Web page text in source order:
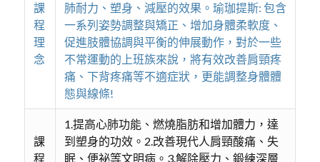
課
程
理
念
肺耐力、塑身、減壓的效果。瑜珈提斯: 包含
一系列姿勢調整與矯正、增加身體柔軟度、
促進肢體協調與平衡的伸展動作，對於一些
不常運動的上班族來說，將有效改善肩頸疼
痛、下背疼痛等不適症狀，更能調整身體體
態與線條!
課
程
1.提高心肺功能、燃燒脂肪和增加體力，達
到塑身的功效。2.改善現代人肩頸酸痛、失
眠、便祕等文明病。3.解除壓力、鍛練深層